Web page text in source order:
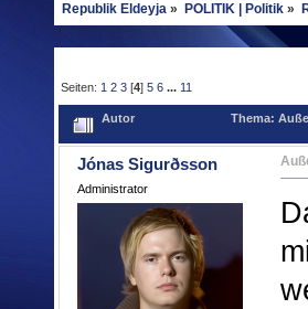
Republik Eldeyja » POLITIK | Politik»
Seiten: 1 2 3 [4]5 6 ... 11
Autor Thema:
Jónas Sigurðsson
Administrator